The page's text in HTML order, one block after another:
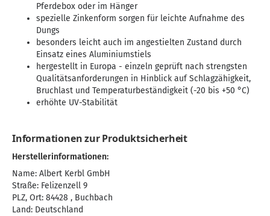
Pferdebox oder im Hänger
spezielle Zinkenform sorgen für leichte Aufnahme des
Dungs
besonders leicht auch im angestielten Zustand durch
Einsatz eines Aluminiumstiels
hergestellt in Europa - einzeln geprüft nach strengsten
Qualitätsanforderungen in Hinblick auf Schlagzähigkeit,
Bruchlast und Temperaturbeständigkeit (-20 bis +50 °C)
erhöhte UV-Stabilität
Informationen zur Produktsicherheit
Herstellerinformationen:
Name: Albert Kerbl GmbH
Straße: Felizenzell 9
PLZ, Ort: 84428 , Buchbach
Land: Deutschland